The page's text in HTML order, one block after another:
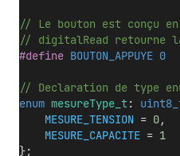
// Le bouton est conçu
// digitalRead retourne
#define BOUTON_APPUYE 0
// Declaration de type
enum mesureType_t:
MESURE_TENSION = 0,
MESURE_CAPACITE = 1
};